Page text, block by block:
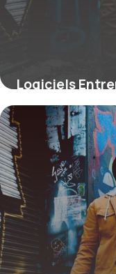
Logiciels
12 juin 2026